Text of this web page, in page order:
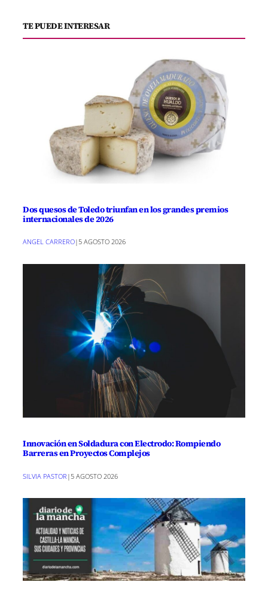
TE PUEDE INTERESAR
Dos quesos de Toledo triunfan en los grandes premios
internacionales de 2026
ANGEL CARRERO|5 AGOSTO 2026
Innovación en Soldadura con Electrodo: Rompiendo
Barreras en Proyectos Complejos
SILVIA PASTOR | 5 AGOSTO 2026